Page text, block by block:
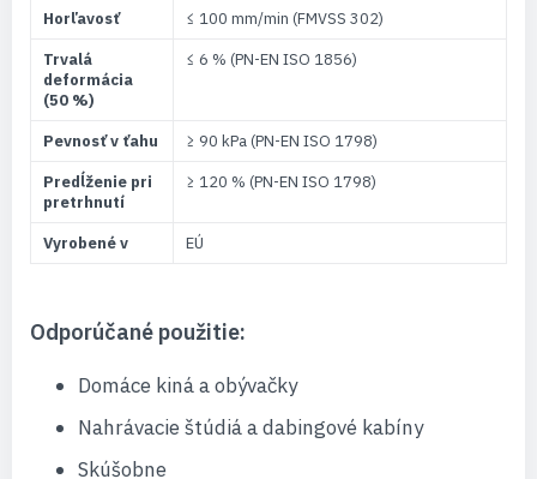
Horľavosť
≤ 100 mm/min (FMVSS 302)
Trvalá
deformácia
(50 %)
≤ 6 % (PN-EN ISO 1856)
Pevnosť v ťahu
≥ 90 kPa (PN-EN ISO 1798)
Predĺženie pri
pretrhnutí
≥ 120 % (PN-EN ISO 1798)
Vyrobené v EÚ
Odporúčané použitie:
Domáce kiná a obývačky
Nahrávacie štúdiá a dabingové kabíny
Skúšobne